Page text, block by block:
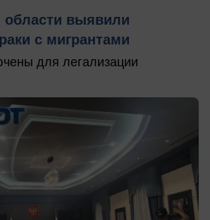
области выявили
с мигрантами
для легализации